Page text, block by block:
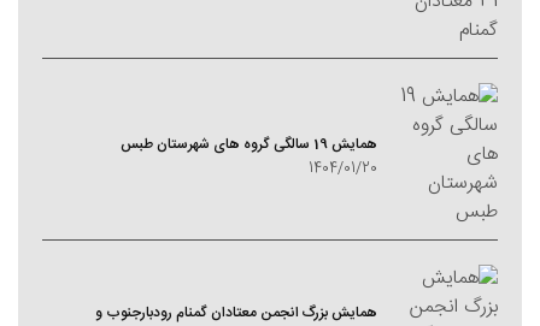
همایش 19 سالگی گروه های شهرستان طبس
1404/01/20
همایش بزرگ انجمن معتادان گمنام رودبارجنوب و